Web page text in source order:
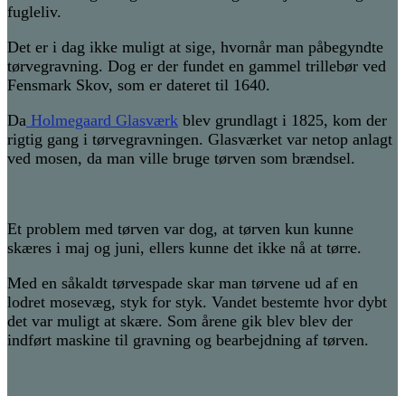
fugleliv.
Det er i dag ikke muligt at sige, hvornår man påbegyndte
tørvegravning. Dog er der fundet en gammel trillebør ved
Fensmark Skov, som er dateret til 1640.
Da Holmegaard Glasværk blev grundlagt i 1825, kom der
rigtig gang i tørvegravningen. Glasværket var netop anlagt
ved mosen, da man ville bruge tørven som brændsel.
Et problem med tørven var dog, at tørven kun kunne
skæres i maj og juni, ellers kunne det ikke nå at tørre.
Med en såkaldt tørvespade skar man tørvene ud af en
lodret mosevæg, styk for styk. Vandet bestemte hvor dybt
det var muligt at skære. Som årene gik blev blev der
indført maskine til gravning og bearbejdning af tørven.